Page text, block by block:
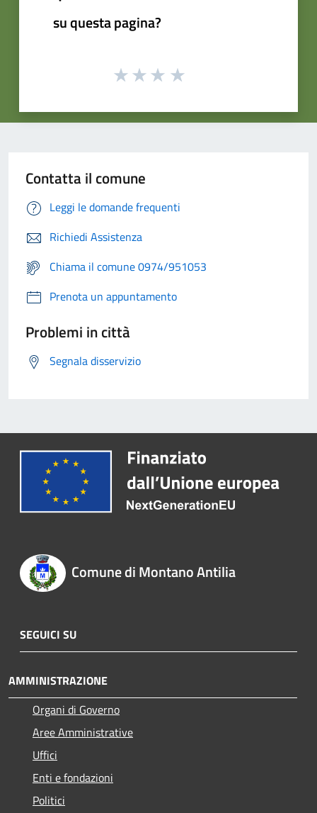
su questa pagina?
Contatta il comune
Leggi le domande frequenti
Richiedi Assistenza
Chiama il comune 0974/951053
Prenota un appuntamento
Problemi in città
Segnala disservizio
Comune di Montano Antilia
SEGUICI SU
AMMINISTRAZIONE
Organi di Governo
Aree Amministrative
Uffici
Enti e fondazioni
Politici